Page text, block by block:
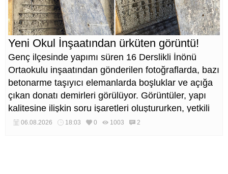
Yeni Okul İnşaatından ürküten görüntü!
Genç ilçesinde yapımı süren 16 Derslikli İnönü
Ortaokulu inşaatından gönderilen fotoğraflarda, bazı
betonarme taşıyıcı elemanlarda boşluklar ve açığa
çıkan donatı demirleri görülüyor. Görüntüler, yapı
kalitesine ilişkin soru işaretleri oluştururken, yetkili
kurumların teknik inceleme yapması çağrısı yapıldı.
06.08.2026 18:03 0 1003 2